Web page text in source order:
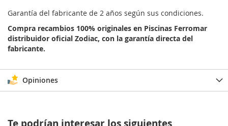
Garantía del fabricante de 2 años según sus condiciones.
Compra recambios 100% originales en Piscinas Ferromar
distribuidor oficial Zodiac, con la garantía directa del
fabricante.
Opiniones